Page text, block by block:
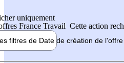
uniquement
France Travail Cette action
filtres de Date de création de l'offre